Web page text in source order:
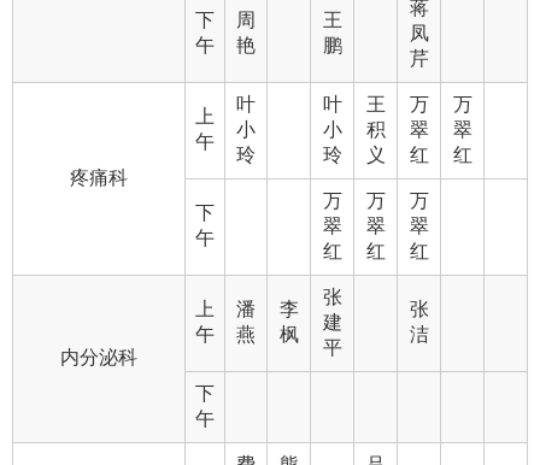
下
午
周
艳
王
鹏
蒋
凤
芹
疼痛科
上
午
叶
小
玲
叶
小
玲
王
积
义
万
翠
红
万
翠
红
下
午
万
翠
红
万
翠
红
万
翠
红
内分泌科
上
午
潘
燕
李
枫
张
建
平
张
洁
下
午